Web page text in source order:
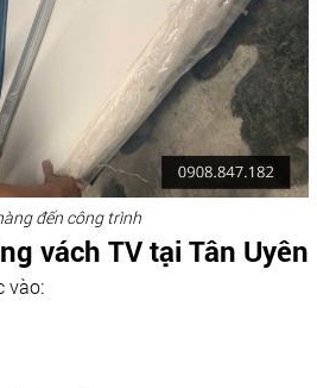
đến công trình
vách TV tại Tân Uyên
vào: